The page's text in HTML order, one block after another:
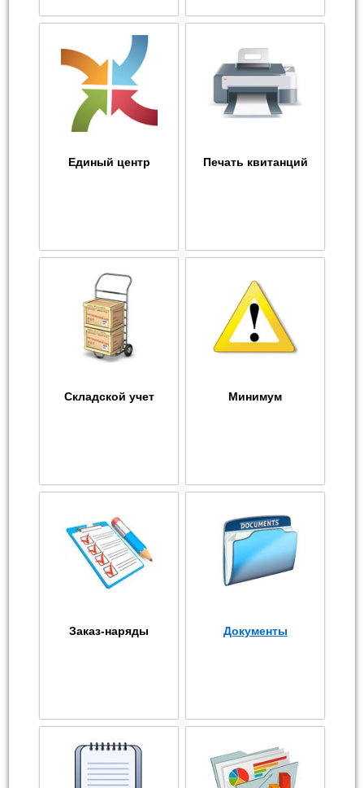
Единый центр Печать квитанций
Складской учет Минимум
Заказ-наряды Документы